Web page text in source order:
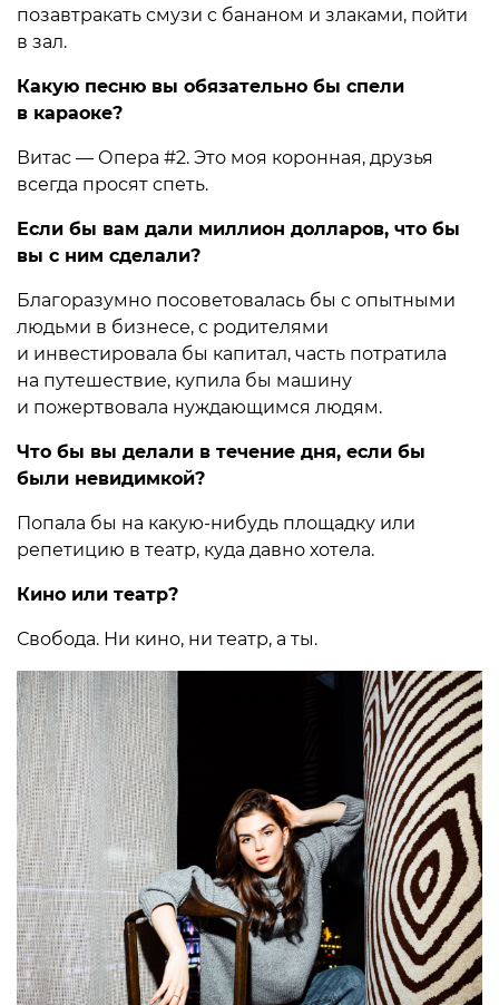
позавтракать смузи с бананом и злаками, пойти
в зал.
Какую песню вы обязательно бы спели
в караоке?
Витас — Опера #2. Это моя коронная, друзья
всегда просят спеть.
Если бы вам дали миллион долларов, что бы
вы с ним сделали?
Благоразумно посоветовалась бы с опытными
людьми в бизнесе, с родителями
и инвестировала бы капитал, часть потратила
на путешествие, купила бы машину
и пожертвовала нуждающимся людям.
Что бы вы делали в течение дня, если бы
были невидимкой?
Попала бы на какую-нибудь площадку или
репетицию в театр, куда давно хотела.
Кино или театр?
Свобода. Ни кино, ни театр, а ты.